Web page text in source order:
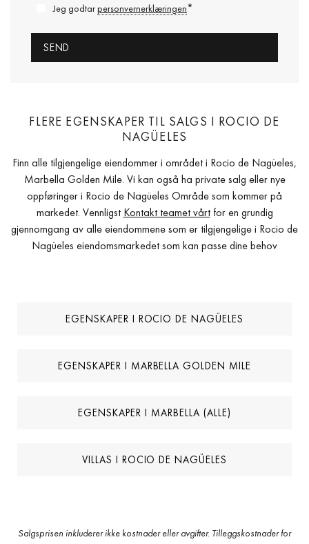
Jeg godtarpersonvernerklæringen*
FLERE EGENSKAPER TIL SALGS I ROCIO DE
NAGÜELES
Finn alle tilgjengelige eiendommer i området i Rocio de Nagüeles,
Marbella Golden Mile. Vi kan også ha private salg eller nye
oppføringer i Rocio de Nagüeles Område som kommer på
markedet. Vennligst Kontakt teamet vårtfor en grundig
gjennomgang av alle eiendommene som er tilgjengelige i Rocio de
Nagüeles eiendomsmarkedet som kan passe dine behov
EGENSKAPER I ROCIO DE NAGÜELES
EGENSKAPER I MARBELLA GOLDEN MILE
EGENSKAPER I MARBELLA (ALLE)
VILLAS I ROCIO DE NAGÜELES
Salgsprisen inkluderer ikke kostnader eller avgifter. Tilleggskostnader for